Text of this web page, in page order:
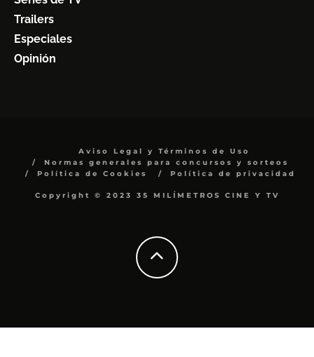
Trailers
Especiales
Opinión
Aviso Legal y Términos de Uso
Normas generales para concursos y sorteos
Política de Cookies
Política de privacidad
Copyright © 2023 35 MILÍMETROS CINE Y TV